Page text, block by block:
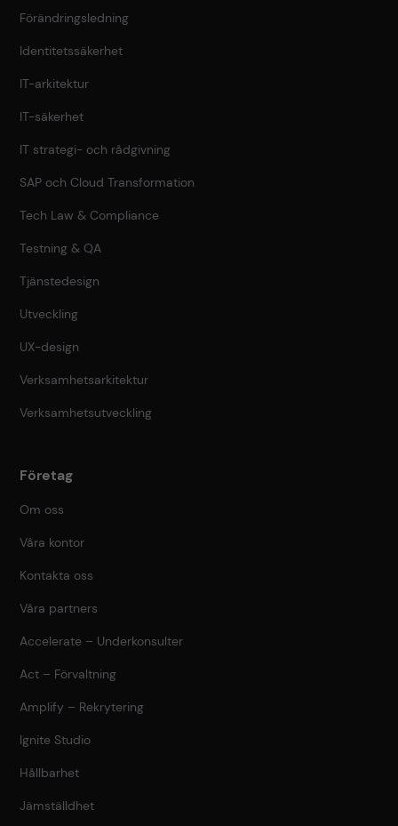
Förändringsledning
Identitetssäkerhet
IT-arkitektur
IT-säkerhet
IT strategi- och rådgivning
SAP och Cloud Transformation
Tech Law & Compliance
Testning & QA
Tjänstedesign
Utveckling
UX-design
Verksamhetsarkitektur
Verksamhetsutveckling
Företag
Om oss
Våra kontor
Kontakta oss
Våra partners
Accelerate – Underkonsulter
Act – Förvaltning
Amplify – Rekrytering
Ignite Studio
Hållbarhet
Jämställdhet